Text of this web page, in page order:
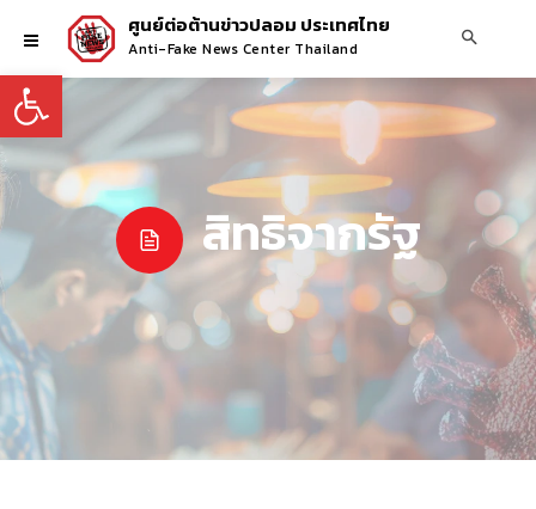
Open toolbar
ศูนย์ต่อต้านข่าวปลอม ประเทศไทย
Anti-Fake News Center Thailand
สิทธิจากรัฐ